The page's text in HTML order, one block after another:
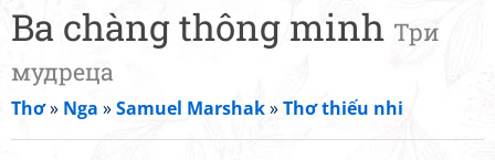
Ba chàng thông minh Три
мудреца
Thơ» Nga »Samuel Marshak»Thơ thiếu nhi